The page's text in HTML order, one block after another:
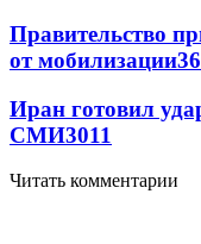
Правительство
от мобилизации
Иран готовил
СМИ3011
Читать комментарии